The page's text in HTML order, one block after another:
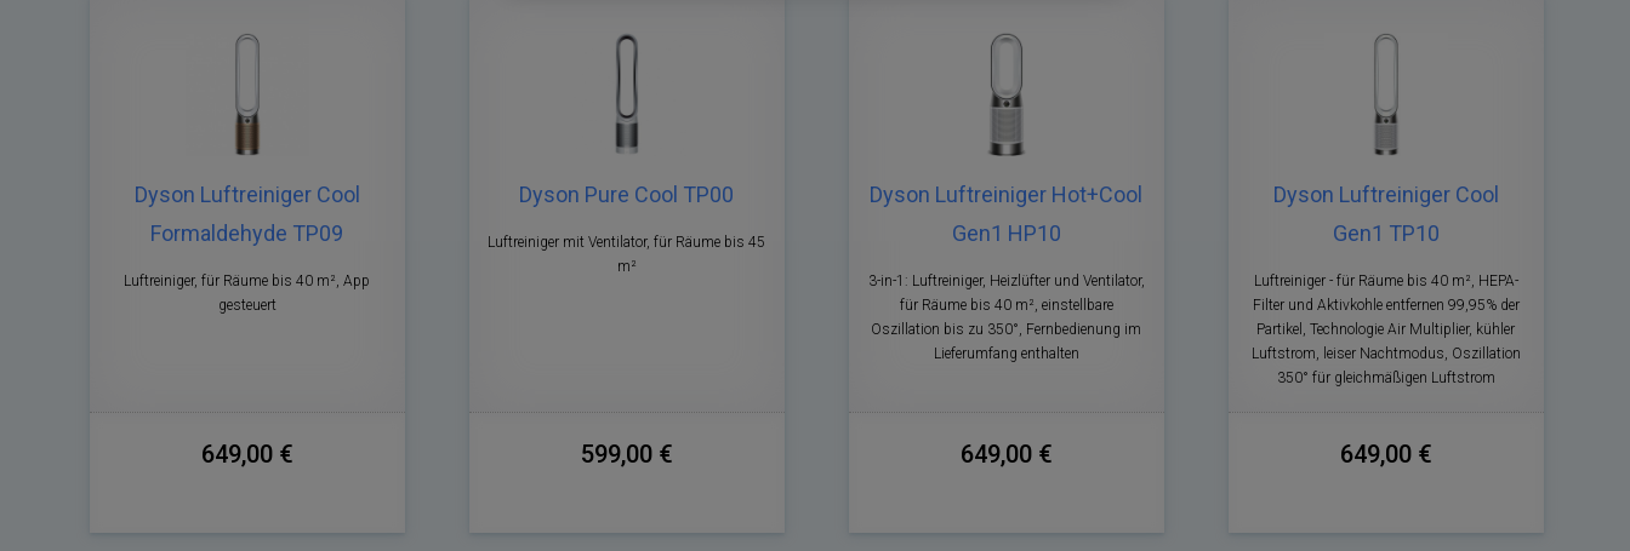
Dyson Luftreiniger Cool
Formaldehyde TP09
Luftreiniger, für Räume bis 40 m², App
gesteuert
649,00 €
Dyson Pure Cool TP00
Luftreiniger mit Ventilator, für Räume bis 45
m²
599,00 €
Dyson Luftreiniger Hot+Cool
Gen1 HP10
3-in-1: Luftreiniger, Heizlüfter und Ventilator,
für Räume bis 40 m², einstellbare
Oszillation bis zu 350°, Fernbedienung im
Lieferumfang enthalten
649,00 €
Dyson Luftreiniger Cool
Gen1 TP10
Luftreiniger - für Räume bis 40 m², HEPA-
Filter und Aktivkohle entfernen 99,95% der
Partikel, Technologie Air Multiplier, kühler
Luftstrom, leiser Nachtmodus, Oszillation
350° für gleichmäßigen Luftstrom
649,00 €